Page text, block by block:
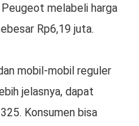
melabeli harga
Rp6,19 juta.
mobil-mobil reguler
jelasnya, dapat
Konsumen bisa